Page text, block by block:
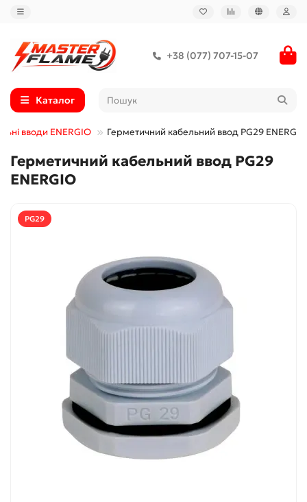
+38 (077) 707-15-07
Каталог
вводи ENERGIO Герметичний кабельний ввод PG29 ENERGIO
Герметичний кабельний ввод PG29
ENERGIO
PG29